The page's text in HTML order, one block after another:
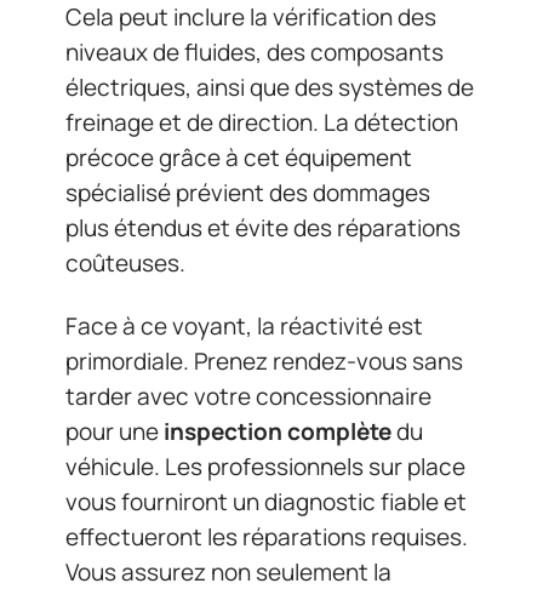
Cela peut inclure la vérification des
niveaux de fluides, des composants
électriques, ainsi que des systèmes de
freinage et de direction. La détection
précoce grâce à cet équipement
spécialisé prévient des dommages
plus étendus et évite des réparations
coûteuses.
Face à ce voyant, la réactivité est
primordiale. Prenez rendez-vous sans
tarder avec votre concessionnaire
pour uneinspection complètedu
véhicule. Les professionnels sur place
vous fourniront un diagnostic fiable et
effectueront les réparations requises.
Vous assurez non seulement la